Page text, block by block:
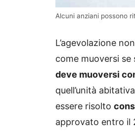
Alcuni anziani possono
L’agevolazione
come muoversi
deve muoversi
quell’unità
essere risolto
approvato entro il